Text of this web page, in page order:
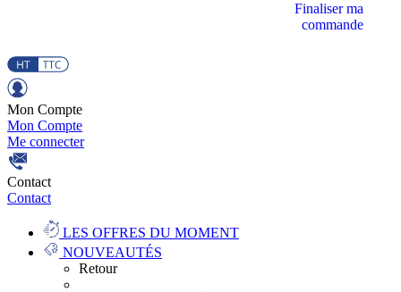
Finaliser ma
commande
Mon Compte
Mon Compte
Me connecter
Contact
Contact
LES OFFRES DU MOMENT
NOUVEAUTÉS
Retour